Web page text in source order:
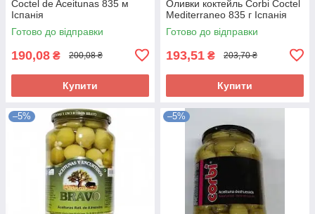
Coctel de Aceitunas 835 м
Іспанія
Готово до відправки
190,08 ₴ 200,08 ₴
Купити
Оливки коктейль Corbi Coctel
Mediterraneo 835 г Іспанія
Готово до відправки
193,51 ₴ 203,70 ₴
Купити
–5% –5%